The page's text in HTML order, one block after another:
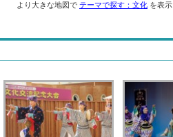
より大きな地図で テーマで探す：文化 を表示